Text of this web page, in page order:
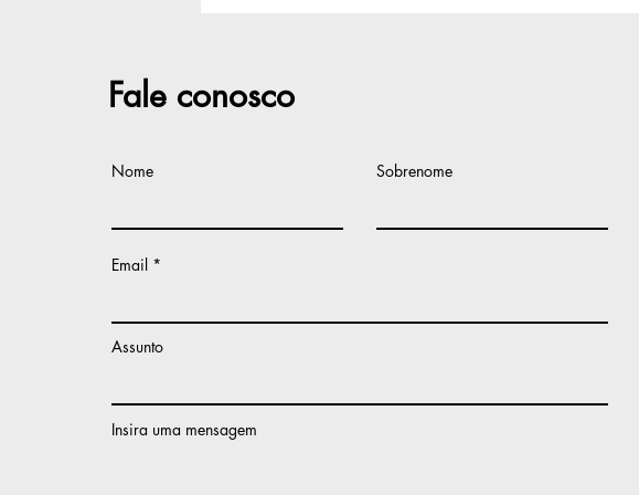
no próximo dia 7
Fale conosco
Nome Sobrenome
Email
Assunto
Insira uma mensagem